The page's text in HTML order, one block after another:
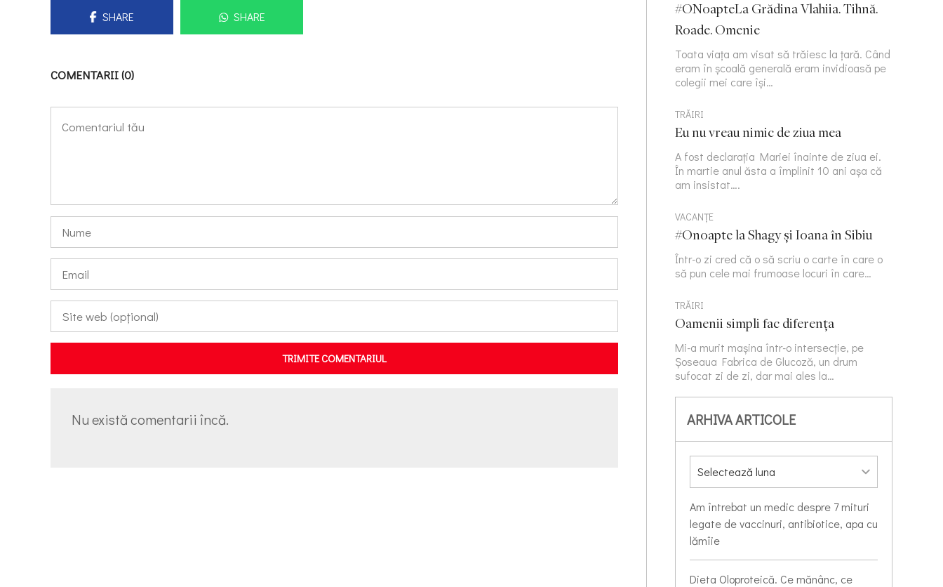
SHARE SHARE
COMENTARII (0)
TRIMITE COMENTARIUL
Nu există comentarii încă.
#ONoapteLa Grădina Vlahiia. Tihnă.
Roade. Omenie
Toata viața am visat să trăiesc la țară. Când
eram în școală generală eram invidioasă pe
colegii mei care își…
TRĂIRI
Eu nu vreau nimic de ziua mea
A fost declarația Mariei înainte de ziua ei.
În martie anul ăsta a împlinit 10 ani așa că
am insistat….
VACANȚE
#Onoapte la Shagy și Ioana în Sibiu
Într-o zi cred că o să scriu o carte în care o
să pun cele mai frumoase locuri în care…
TRĂIRI
Oamenii simpli fac diferența
Mi-a murit mașina într-o intersecție, pe
Șoseaua Fabrica de Glucoză, un drum
sufocat zi de zi, dar mai ales la…
ARHIVA ARTICOLE
Am întrebat un medic despre 7 mituri
legate de vaccinuri, antibiotice, apa cu
lămîie
Dieta Oloproteică. Ce mănânc, ce